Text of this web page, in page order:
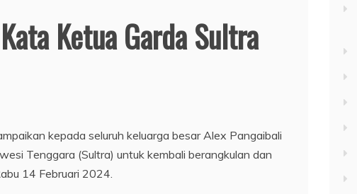
Ketua Garda Sultra
kepada seluruh keluarga besar Alex Pangaibali
Tenggara (Sultra) untuk kembali berangkulan dan
14 Februari 2024.